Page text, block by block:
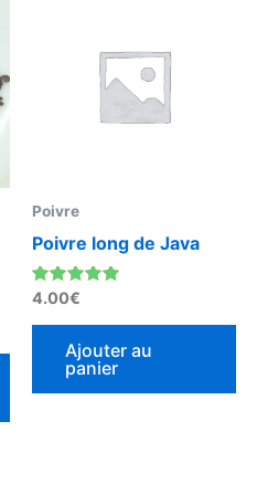
Poivre
Poivre long de Java
Note
sur 5
4.00€
Ajouter au
panier